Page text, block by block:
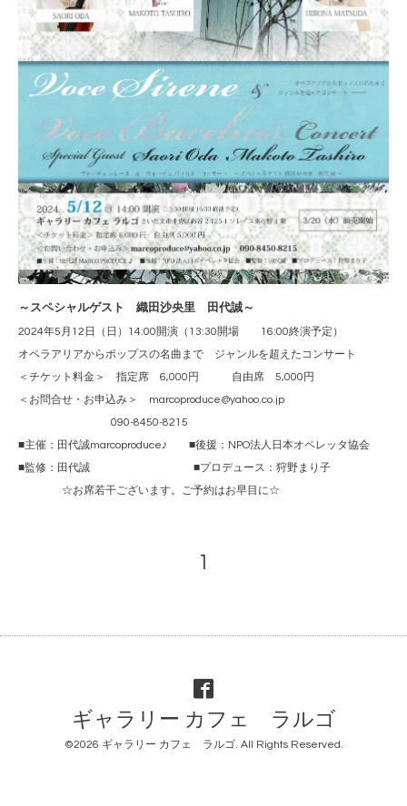
～スペシャルゲスト 織田沙央里 田代誠～
2024年5月12日（日）14:00開演（13:30開場 16:00終演予定）
オペラアリアからポップスの名曲まで ジャンルを超えたコンサート
＜チケット料金＞ 指定席 6,000円 自由席 5,000円
＜お問合せ・お申込み＞ marcoproduce@yahoo.co.jp
090-8450-8215
■主催：田代誠marcoproduce♪ ■後援：NPO法人日本オペレッタ協会
■監修：田代誠 ■プロデュース：狩野まり子
☆お席若干ございます。ご予約はお早目に☆
1
ギャラリー カフェ ラルゴ
©2026 ギャラリー カフェ ラルゴ. All Rights Reserved.